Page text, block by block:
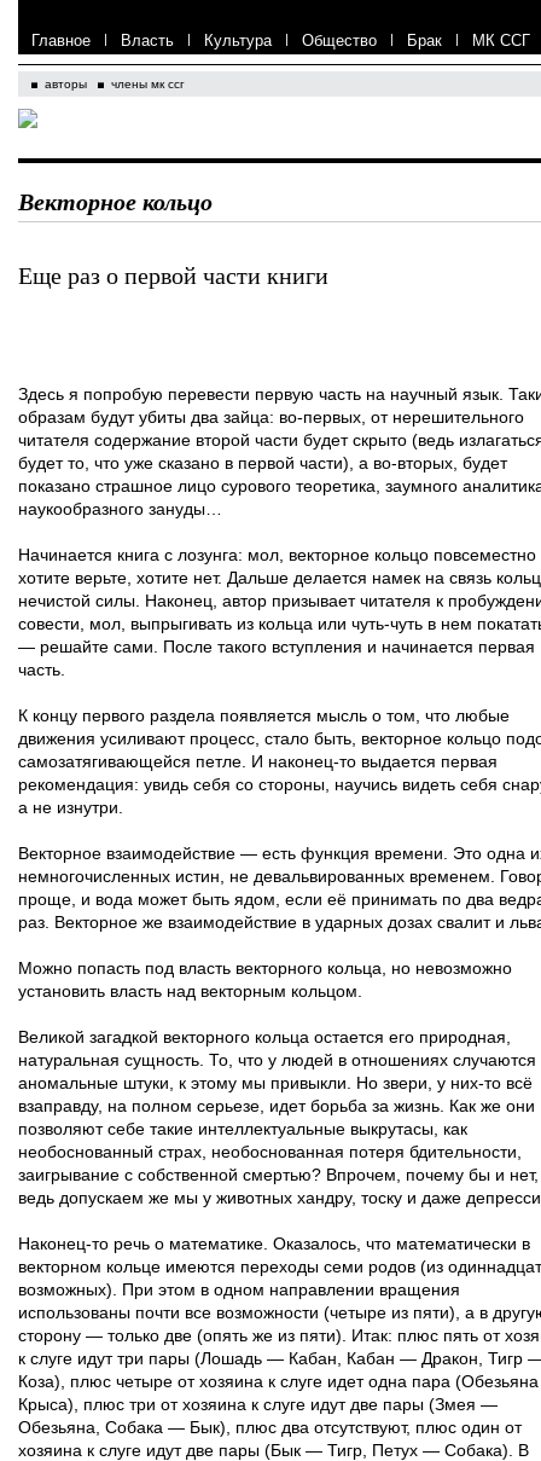
Главное | Власть | Культура | Общество | Брак | МК ССГ
авторы члены мк ссг
Векторное кольцо
Еще раз о первой части книги
Здесь я попробую перевести первую часть на научный язык.
образам будут убиты два зайца: во-первых, от нерешительного
читателя содержание второй части будет скрыто (ведь
будет то, что уже сказано в первой части), а во-вторых, будет
показано страшное лицо сурового теоретика, заумного
наукообразного зануды…
Начинается книга с лозунга: мол, векторное кольцо
хотите верьте, хотите нет. Дальше делается намек на связь
нечистой силы. Наконец, автор призывает читателя к
совести, мол, выпрыгивать из кольца или чуть-чуть в нем
— решайте сами. После такого вступления и начинается первая
часть.
К концу первого раздела появляется мысль о том, что любые
движения усиливают процесс, стало быть, векторное кольцо
самозатягивающейся петле. И наконец-то выдается первая
рекомендация: увидь себя со стороны, научись видеть себя
а не изнутри.
Векторное взаимодействие — есть функция времени. Это одна
немногочисленных истин, не девальвированных временем.
проще, и вода может быть ядом, если её принимать по два
раз. Векторное же взаимодействие в ударных дозах свалит и
Можно попасть под власть векторного кольца, но невозможно
установить власть над векторным кольцом.
Великой загадкой векторного кольца остается его природная,
натуральная сущность. То, что у людей в отношениях случаются
аномальные штуки, к этому мы привыкли. Но звери, у них-то всё
взаправду, на полном серьезе, идет борьба за жизнь. Как же они
позволяют себе такие интеллектуальные выкрутасы, как
необоснованный страх, необоснованная потеря бдительности,
заигрывание с собственной смертью? Впрочем, почему бы и нет,
ведь допускаем же мы у животных хандру, тоску и даже
Наконец-то речь о математике. Оказалось, что математически в
векторном кольце имеются переходы семи родов (из
возможных). При этом в одном направлении вращения
использованы почти все возможности (четыре из пяти), а в
сторону — только две (опять же из пяти). Итак: плюс пять от
к слуге идут три пары (Лошадь — Кабан, Кабан — Дракон, Тигр
Коза), плюс четыре от хозяина к слуге идет одна пара
Крыса), плюс три от хозяина к слуге идут две пары (Змея —
Обезьяна, Собака — Бык), плюс два отсутствуют, плюс один от
хозяина к слуге идут две пары (Бык — Тигр, Петух — Собака). В